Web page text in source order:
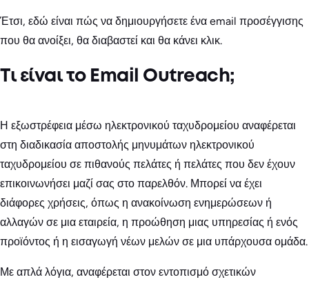
Έτσι, εδώ είναι πώς να δημιουργήσετε ένα email προσέγγισης
που θα ανοίξει, θα διαβαστεί και θα κάνει κλικ.
Τι είναι το Email Outreach;
Η εξωστρέφεια μέσω ηλεκτρονικού ταχυδρομείου αναφέρεται
στη διαδικασία αποστολής μηνυμάτων ηλεκτρονικού
ταχυδρομείου σε πιθανούς πελάτες ή πελάτες που δεν έχουν
επικοινωνήσει μαζί σας στο παρελθόν. Μπορεί να έχει
διάφορες χρήσεις, όπως η ανακοίνωση ενημερώσεων ή
αλλαγών σε μια εταιρεία, η προώθηση μιας υπηρεσίας ή ενός
προϊόντος ή η εισαγωγή νέων μελών σε μια υπάρχουσα ομάδα.
Με απλά λόγια, αναφέρεται στον εντοπισμό σχετικών